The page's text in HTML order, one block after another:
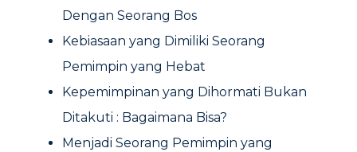
Dengan Seorang Bos
Kebiasaan yang Dimiliki Seorang
Pemimpin yang Hebat
Kepemimpinan yang Dihormati Bukan
Ditakuti : Bagaimana Bisa?
Menjadi Seorang Pemimpin yang